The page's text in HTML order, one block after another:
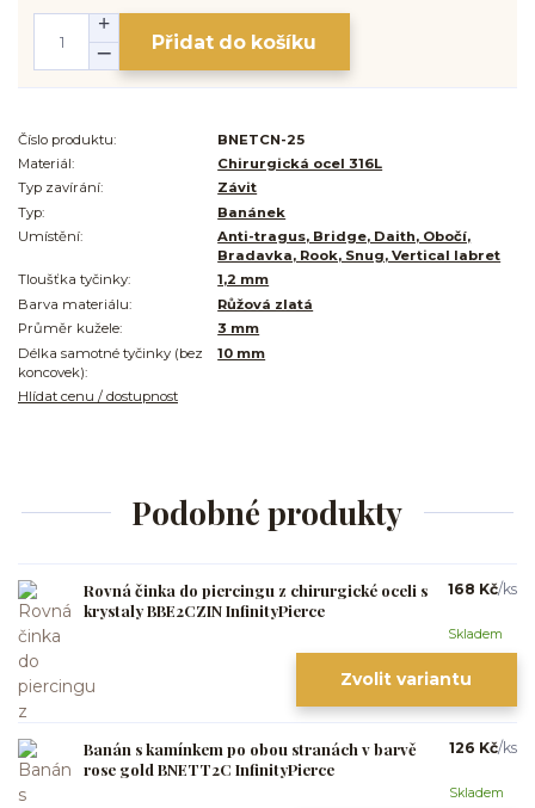
Přidat do košíku
Číslo produktu:
BNETCN-25
Materiál:
Chirurgická ocel 316L
Typ zavírání:
Závit
Typ:
Banánek
Umístění:
Anti-tragus, Bridge, Daith, Obočí,
Bradavka, Rook, Snug, Vertical labret
Tloušťka tyčinky:
1,2 mm
Barva materiálu:
Růžová zlatá
Průměr kužele:
3 mm
Délka samotné tyčinky (bez
koncovek):
10 mm
Hlídat cenu / dostupnost
Podobné produkty
Rovná činka do piercingu z chirurgické oceli s
krystaly BBE2CZIN InfinityPierce
168 Kč/ks
Skladem
Zvolit variantu
Banán s kamínkem po obou stranách v barvě
rose gold BNETT2C InfinityPierce
126 Kč/ks
Skladem